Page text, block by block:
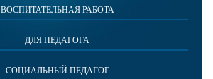
ВОСПИТАТЕЛЬНАЯ РАБОТА
ДЛЯ ПЕДАГОГА
СОЦИАЛЬНЫЙ ПЕДАГОГ